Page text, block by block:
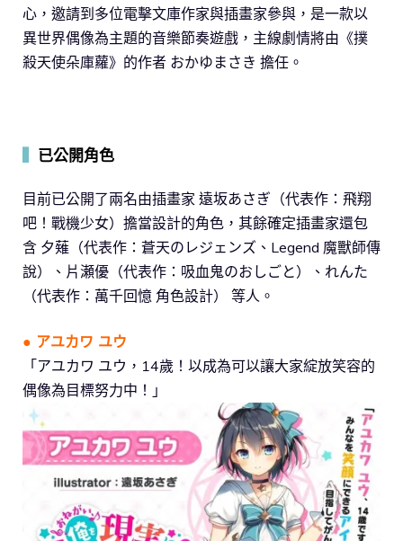
心，邀請到多位電擊文庫作家與插畫家參與，是一款以
異世界偶像為主題的音樂節奏遊戲，主線劇情將由《撲
殺天使朵庫蘿》的作者 おかゆまさき 擔任。
已公開角色
目前已公開了兩名由插畫家 遠坂あさぎ（代表作：飛翔
吧！戰機少女）擔當設計的角色，其餘確定插畫家還包
含 夕薙（代表作：蒼天のレジェンズ、Legend 魔獸師傳
說）、片瀬優（代表作：吸血鬼のおしごと）、れんた
（代表作：萬千回憶 角色設計） 等人。
● アユカワ ユウ
「アユカワ ユウ，14歲！以成為可以讓大家綻放笑容的
偶像為目標努力中！」